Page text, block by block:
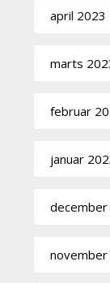
april 2023
marts
februar
januar